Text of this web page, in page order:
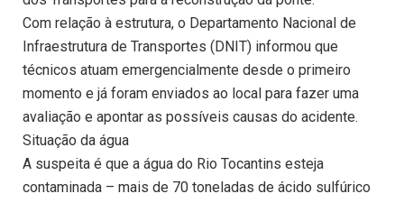
Com relação à estrutura, o Departamento Nacional de
Infraestrutura de Transportes (DNIT) informou que
técnicos atuam emergencialmente desde o primeiro
momento e já foram enviados ao local para fazer uma
avaliação e apontar as possíveis causas do acidente.
Situação da água
A suspeita é que a água do Rio Tocantins esteja
contaminada – mais de 70 toneladas de ácido sulfúrico